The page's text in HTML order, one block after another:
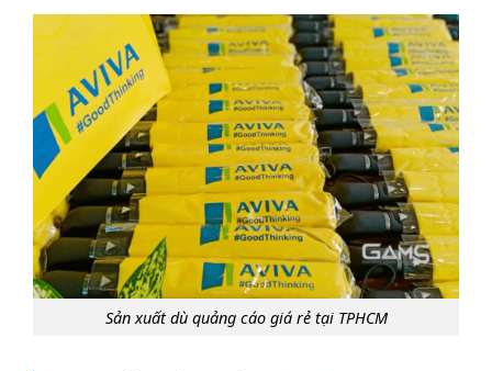
Sản xuất dù quảng cáo giá rẻ tại TPHCM